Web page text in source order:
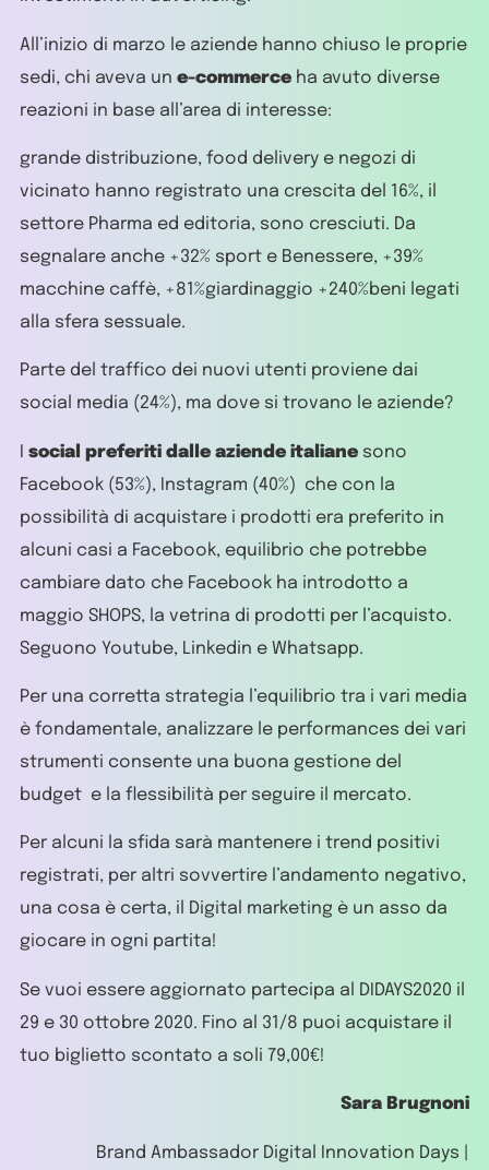
All’inizio di marzo le aziende hanno chiuso le proprie
sedi, chi aveva un e-commerce ha avuto diverse
reazioni in base all’area di interesse:
grande distribuzione, food delivery e negozi di
vicinato hanno registrato una crescita del 16%, il
settore Pharma ed editoria, sono cresciuti. Da
segnalare anche +32% sport e Benessere, +39%
macchine caffè, +81%giardinaggio +240%beni legati
alla sfera sessuale.
Parte del traffico dei nuovi utenti proviene dai
social media (24%), ma dove si trovano le aziende?
social preferiti dalle aziende italiane sono
Facebook (53%), Instagram (40%) che con la
possibilità di acquistare i prodotti era preferito in
alcuni casi a Facebook, equilibrio che potrebbe
cambiare dato che Facebook ha introdotto a
maggio SHOPS, la vetrina di prodotti per l’acquisto.
Seguono Youtube, Linkedin e Whatsapp.
Per una corretta strategia l’equilibrio tra i vari media
è fondamentale, analizzare le performances dei vari
strumenti consente una buona gestione del
budget e la flessibilità per seguire il mercato.
Per alcuni la sfida sarà mantenere i trend positivi
registrati, per altri sovvertire l’andamento negativo,
una cosa è certa, il Digital marketing è un asso da
giocare in ogni partita!
Se vuoi essere aggiornato partecipa al DIDAYS2020 il
29 e 30 ottobre 2020. Fino al 31/8 puoi acquistare il
tuo biglietto scontato a soli 79,00€!
Sara Brugnoni
Brand Ambassador Digital Innovation Days |